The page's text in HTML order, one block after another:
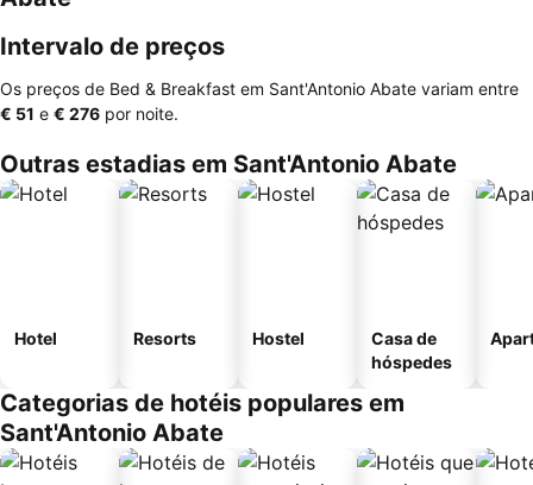
Intervalo de preços
Os preços de Bed & Breakfast em Sant'Antonio Abate variam entre
‎€ 51 e ‎€ 276 por noite.
Outras estadias em Sant'Antonio Abate
Hotel Resorts Hostel
Casa de
hóspedes
Categorias de hotéis populares em
Sant'Antonio Abate